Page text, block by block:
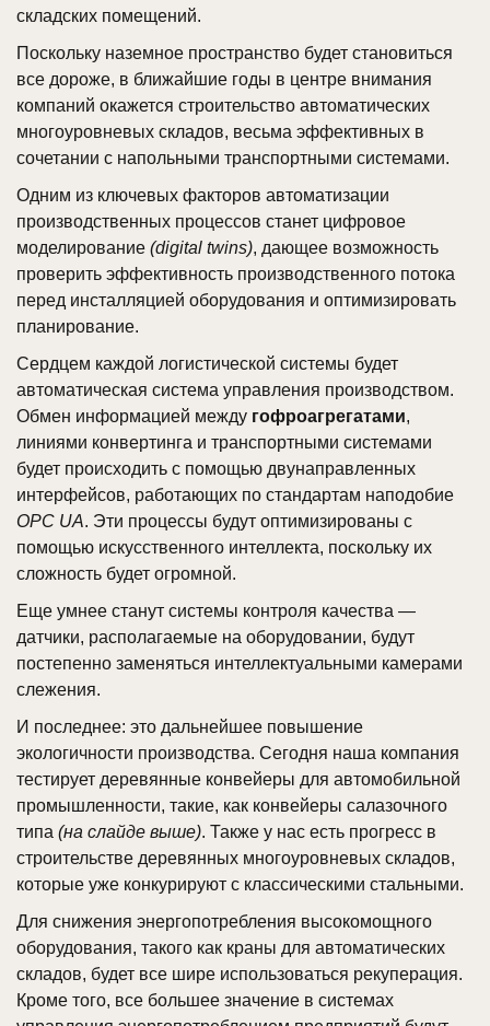
складских помещений.
Поскольку наземное пространство будет становиться
все дороже, в ближайшие годы в центре внимания
компаний окажется строительство автоматических
многоуровневых складов, весьма эффективных в
сочетании с напольными транспортными системами.
Одним из ключевых факторов автоматизации
производственных процессов станет цифровое
моделирование (digital twins), дающее возможность
проверить эффективность производственного потока
перед инсталляцией оборудования и оптимизировать
планирование.
Сердцем каждой логистической системы будет
автоматическая система управления производством.
Обмен информацией между гофроагрегатами,
линиями конвертинга и транспортными системами
будет происходить с помощью двунаправленных
интерфейсов, работающих по стандартам наподобие
OPC UA. Эти процессы будут оптимизированы с
помощью искусственного интеллекта, поскольку их
сложность будет огромной.
Еще умнее станут системы контроля качества —
датчики, располагаемые на оборудовании, будут
постепенно заменяться интеллектуальными камерами
слежения.
И последнее: это дальнейшее повышение
экологичности производства. Сегодня наша компания
тестирует деревянные конвейеры для автомобильной
промышленности, такие, как конвейеры салазочного
типа (на слайде выше). Также у нас есть прогресс в
строительстве деревянных многоуровневых складов,
которые уже конкурируют с классическими стальными.
Для снижения энергопотребления высокомощного
оборудования, такого как краны для автоматических
складов, будет все шире использоваться рекуперация.
Кроме того, все большее значение в системах